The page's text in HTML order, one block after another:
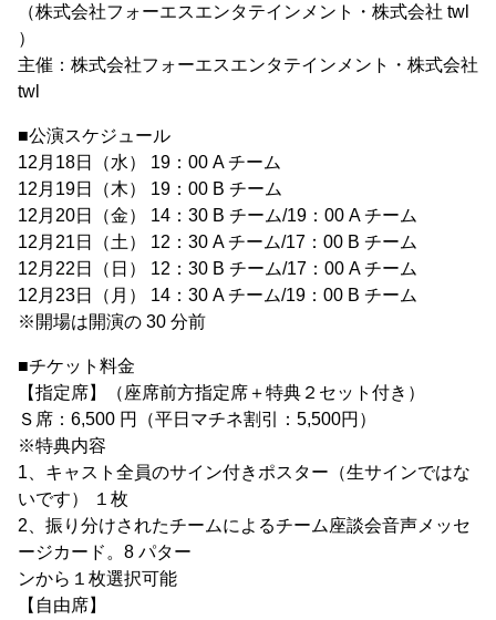
（株式会社フォーエスエンタテインメント・株式会社 twl
）
主催：株式会社フォーエスエンタテインメント・株式会社
twl
■公演スケジュール
12月18日（水） 19：00 A チーム
12月19日（木） 19：00 B チーム
12月20日（金） 14：30 B チーム/19：00 A チーム
12月21日（土） 12：30 A チーム/17：00 B チーム
12月22日（日） 12：30 B チーム/17：00 A チーム
12月23日（月） 14：30 A チーム/19：00 B チーム
※開場は開演の 30 分前
■チケット料金
【指定席】（座席前方指定席＋特典２セット付き）
Ｓ席：6,500 円（平日マチネ割引：5,500円）
※特典内容
1、キャスト全員のサイン付きポスター（生サインではな
いです） １枚
2、振り分けされたチームによるチーム座談会音声メッセ
ージカード。8 パター
ンから１枚選択可能
【自由席】